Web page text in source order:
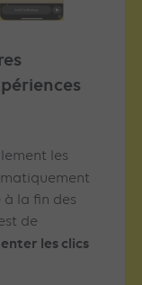
les
à la fin des
de
les clics